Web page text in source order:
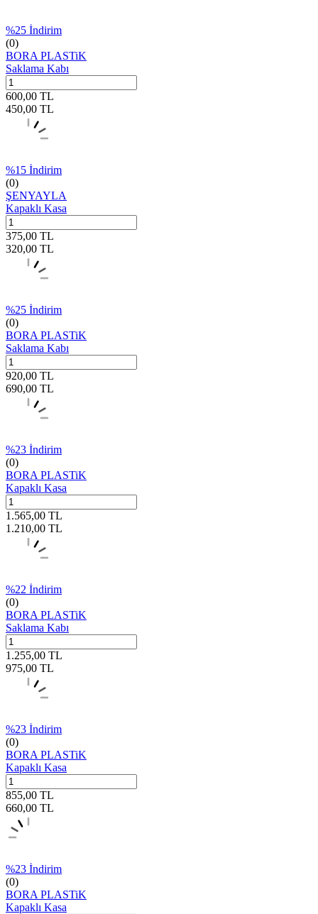
%25 İndirim
(0)
BORA PLASTiK
Saklama Kabı
600,00 TL
450,00 TL
%15 İndirim
(0)
ŞENYAYLA
Kapaklı Kasa
375,00 TL
320,00 TL
%25 İndirim
(0)
BORA PLASTiK
Saklama Kabı
920,00 TL
690,00 TL
%23 İndirim
(0)
BORA PLASTiK
Kapaklı Kasa
1.565,00 TL
1.210,00 TL
%22 İndirim
(0)
BORA PLASTiK
Saklama Kabı
1.255,00 TL
975,00 TL
%23 İndirim
(0)
BORA PLASTiK
Kapaklı Kasa
855,00 TL
660,00 TL
%23 İndirim
(0)
BORA PLASTiK
Kapaklı Kasa